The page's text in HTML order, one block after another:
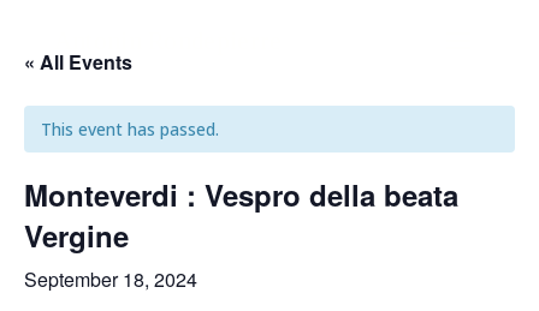
« All Events
This event has passed.
Monteverdi : Vespro della beata
Vergine
September 18, 2024